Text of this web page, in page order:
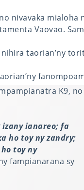
no nivavaka mialoha
Vaovao.
taorian’ny
TANORA
K9, no
izany ianareo; fa
ho toy ny zandry;
toy ny
fampianarana sy